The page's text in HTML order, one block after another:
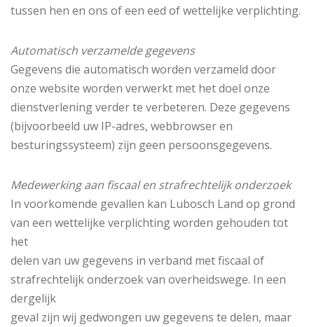
tussen hen en ons of een eed of wettelijke verplichting.
Automatisch verzamelde gegevens
Gegevens die automatisch worden verzameld door
onze website worden verwerkt met het doel onze
dienstverlening verder te verbeteren. Deze gegevens
(bijvoorbeeld uw IP-adres, webbrowser en
besturingssysteem) zijn geen persoonsgegevens.
Medewerking aan fiscaal en strafrechtelijk onderzoek
In voorkomende gevallen kan Lubosch Land op grond
van een wettelijke verplichting worden gehouden tot
het
delen van uw gegevens in verband met fiscaal of
strafrechtelijk onderzoek van overheidswege. In een
dergelijk
geval zijn wij gedwongen uw gegevens te delen, maar